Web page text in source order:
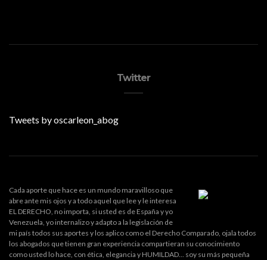
Twitter
Tweets by oscarleon_abog
Cada aporte que hace es un mundo maravilloso que
abre ante mis ojos y a todo aquel que lee y le interesa
EL DERECHO, no importa, si usted es de España y yo
Venezuela, yo internalizo y adapto a la legislación de
mi país todos sus aportes y los aplico como el Derecho Comparado, ojala todos
los abogados que tienen gran experiencia compartieran su conocimiento
como usted lo hace, con ética, elegancia y HUMILDAD... soy su más pequeña